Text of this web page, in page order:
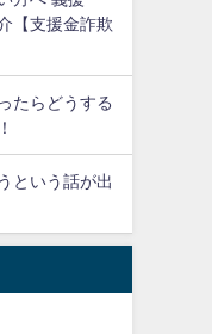
【支援金詐欺
たらどうする
という話が出